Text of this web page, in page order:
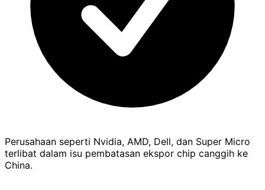
Perusahaan seperti Nvidia, AMD, Dell, dan Super Micro
terlibat dalam isu pembatasan ekspor chip canggih ke
China.